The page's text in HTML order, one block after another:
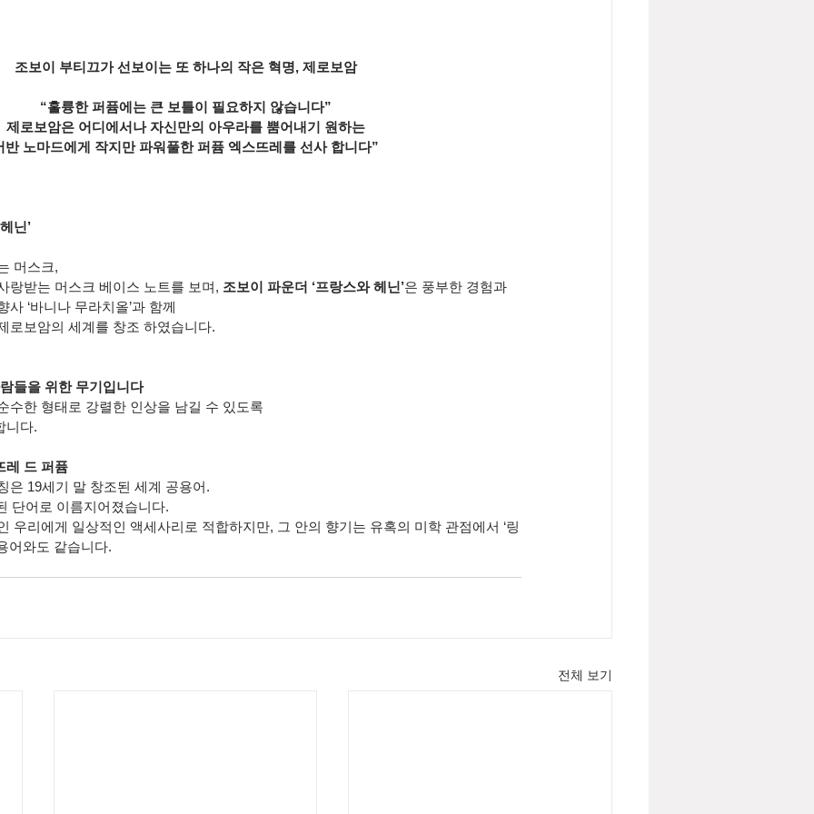
조보이 부티끄가 선보이는 또 하나의 작은 혁명, 제로보암
“훌륭한 퍼퓸에는 큰 보틀이 필요하지 않습니다”
제로보암은 어디에서나 자신만의 아우라를 뿜어내기 원하는
반 노마드에게 작지만 파워풀한 퍼퓸 엑스뜨레를 선사 합니다”
닌’
머스크,
랑받는 머스크 베이스 노트를 보며, 조보이 파운더 ‘프랑스와 헤닌’은 풍부한 경험과
‘바니나 무라치올’과 함께
로보암의 세계를 창조 하였습니다.
들을 위한 무기입니다
수한 형태로 강렬한 인상을 남길 수 있도록
니다.
레 드 퍼퓸
은 19세기 말 창조된 세계 공용어.
단어로 이름지어졌습니다.
우리에게 일상적인 액세사리로 적합하지만, 그 안의 향기는 유혹의 미학 관점에서 ‘링
어와도 같습니다.
전체 보기